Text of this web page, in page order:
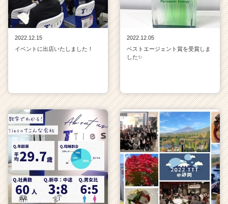
2022.12.15
イベントに出店いたしました！
2022.12.05
ベストエージェント賞を受賞しま
した✨